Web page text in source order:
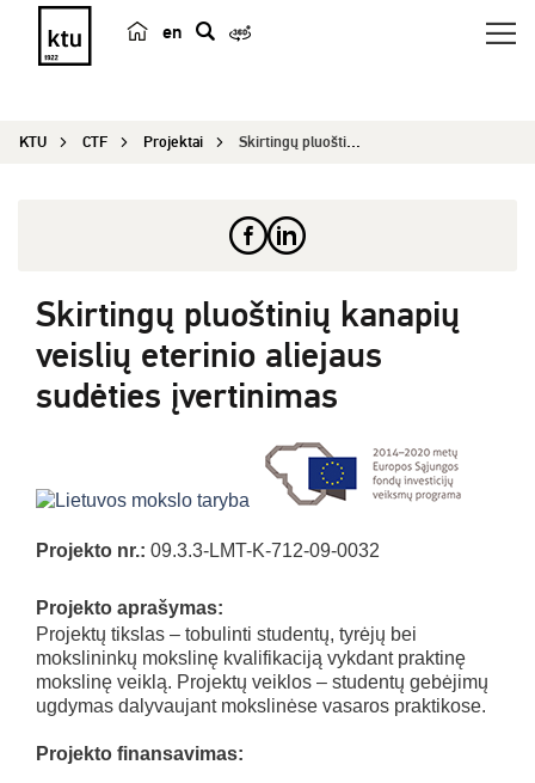
en
e
KTU CTF Projektai Skirtingų pluoštinių kanapių veislių eterinio al...
Skirtingų pluoštinių kanapių
veislių eterinio aliejaus
sudėties įvertinimas
Projekto nr.: 09.3.3-LMT-K-712-09-0032
Projekto aprašymas:
Projektų tikslas – tobulinti studentų, tyrėjų bei
mokslininkų mokslinę kvalifikaciją vykdant praktinę
mokslinę veiklą. Projektų veiklos – studentų gebėjimų
ugdymas dalyvaujant mokslinėse vasaros praktikose.
Projekto finansavimas: